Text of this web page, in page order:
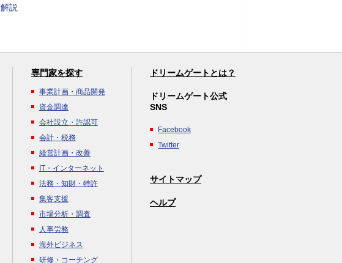
解説
専門家を探す
事業計画・商品開発
資金調達
会社設立・許認可
会計・税務
経営計画・改善
IT・インターネット
法務・知財・特許
集客支援
市場分析・調査
人事労務
海外ビジネス
研修・コーチング
ドリームゲートとは？
ドリームゲート公式
SNS
Facebook
Twitter
サイトマップ
ヘルプ